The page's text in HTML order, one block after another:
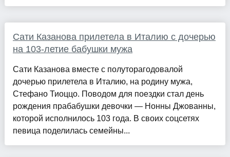
Сати Казанова прилетела в Италию с дочерью
на 103-летие бабушки мужа
Сати Казанова вместе с полуторагодовалой
дочерью прилетела в Италию, на родину мужа,
Стефано Тиоццо. Поводом для поездки стал день
рождения прабабушки девочки — Нонны Джованны,
которой исполнилось 103 года. В своих соцсетях
певица поделилась семейны...